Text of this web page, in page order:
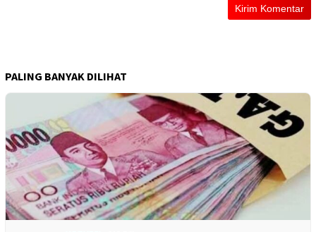
PALING BANYAK DILIHAT